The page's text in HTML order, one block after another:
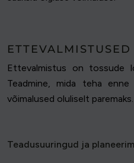
Ettevalmistus on tossude
Teadmine, mida teha
võimalused oluliselt paremaks.
Teadusuuringud ja